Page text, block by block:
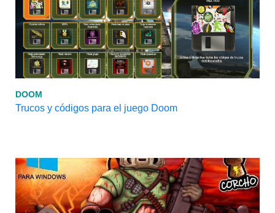
DOOM
Trucos y códigos para el juego Doom